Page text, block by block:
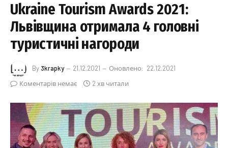
Ukraine Tourism Awards 2021:
Львівщина отримала 4 головні
туристичні нагороди
By 3krapky 21.12.2021 Оновлено: 22.12.2021
Коментарів немає
2 хв читали